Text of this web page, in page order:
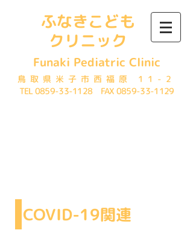
ふなきこども
クリニック
Funaki Pediatric Clinic
鳥取県米子市西福原 11-2
TEL0859-33-1128 FAX 0859-33-1129
COVID-19関連